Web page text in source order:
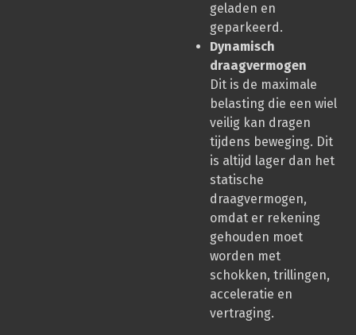
geladen en
geparkeerd.
Dynamisch
draagvermogen
Dit is de maximale
belasting die een wiel
veilig kan dragen
tijdens beweging. Dit
is altijd lager dan het
statische
draagvermogen,
omdat er rekening
gehouden moet
worden met
schokken, trillingen,
acceleratie en
vertraging.